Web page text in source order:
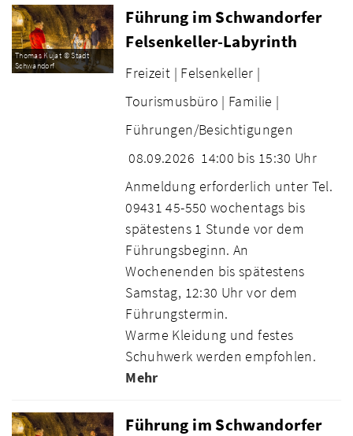
Thomas Kujat © Stadt
Schwandorf
Führung im Schwandorfer
Felsenkeller-Labyrinth
Freizeit | Felsenkeller |
Tourismusbüro | Familie |
Führungen/Besichtigungen
08.09.2026 14:00 bis 15:30 Uhr
Anmeldung erforderlich unter Tel.
09431 45-550 wochentags bis
spätestens 1 Stunde vor dem
Führungsbeginn. An
Wochenenden bis spätestens
Samstag, 12:30 Uhr vor dem
Führungstermin.
Warme Kleidung und festes
Schuhwerk werden empfohlen.
Mehr
Führung im Schwandorfer